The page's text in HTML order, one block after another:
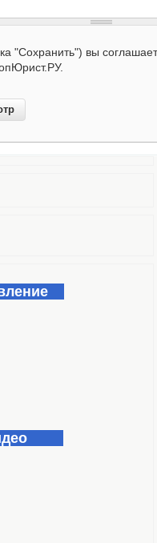
"Сохранить") вы